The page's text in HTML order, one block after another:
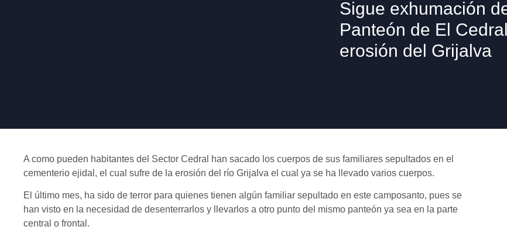
Sigue exhumación
Panteón de El
erosión del Grijalva
A como pueden habitantes del Sector Cedral han sacado los cuerpos de sus familiares sepultados en el
cementerio ejidal, el cual sufre de la erosión del río Grijalva el cual ya se ha llevado varios cuerpos.
El último mes, ha sido de terror para quienes tienen algún familiar sepultado en este camposanto, pues se
han visto en la necesidad de desenterrarlos y llevarlos a otro punto del mismo panteón ya sea en la parte
central o frontal.